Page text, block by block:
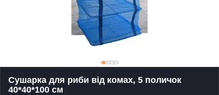
Сушарка для риби від комах, 5 поличок
40*40*100 см